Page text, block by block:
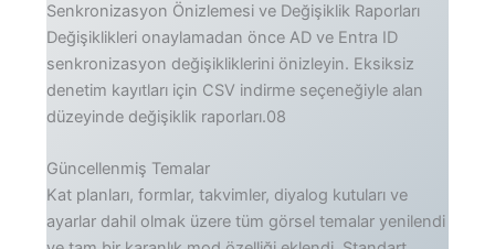
Senkronizasyon Önizlemesi ve Değişiklik Raporları
Değişiklikleri onaylamadan önce AD ​​ve Entra ID
senkronizasyon değişikliklerini önizleyin. Eksiksiz
denetim kayıtları için CSV indirme seçeneğiyle alan
düzeyinde değişiklik raporları.08
Güncellenmiş Temalar
Kat planları, formlar, takvimler, diyalog kutuları ve
ayarlar dahil olmak üzere tüm görsel temalar yenilendi